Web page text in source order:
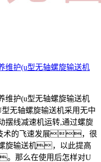
维护(u型无轴螺旋输送机
维护(u型无轴螺旋输送机
轴螺旋输送机采用无中
摆线减速机运转,通过螺旋
术的飞速发展，很
旋输送机，以此提高
那么在使用后怎样对U